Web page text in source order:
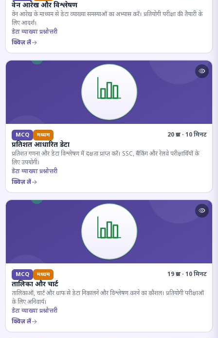
वेन आरेख और विश्लेषण
वेन आरेख के माध्यम से डेटा व्याख्या समस्याओं का अभ्यास करें। प्रतियोगी परीक्षा की तैयारी के
लिए आदर्श।
डेटा व्याख्या प्रश्नोत्तरी
क्विज़ लें
MCQ मध्यम 20 प्रश्न · 10 मिनट
प्रतिशत आधारित डेटा
प्रतिशत गणना और डेटा विश्लेषण में दक्षता प्राप्त करें। SSC, बैंकिंग और रेलवे परीक्षार्थियों के
लिए उपयोगी।
डेटा व्याख्या प्रश्नोत्तरी
क्विज़ लें
MCQ मध्यम 19 प्रश्न · 10 मिनट
तालिका और चार्ट
तालिकाओं, चार्ट और ग्राफ से डेटा निकालने और विश्लेषण करने का कौशल। प्रतियोगी परीक्षाओं
के लिए अनिवार्य।
डेटा व्याख्या प्रश्नोत्तरी
क्विज़ लें